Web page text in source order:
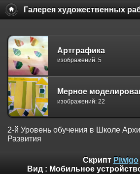
Галерея художественных
Артграфика
изображений: 5
Мерное
изображений: 22
2-й Уровень обучения в Школе
Развития
Скрипт Piwigo
Вид : Мобильное